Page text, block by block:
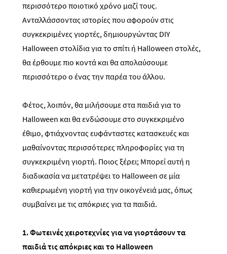
περισσότερο ποιοτικό χρόνο μαζί τους.
Ανταλλάσσοντας ιστορίες που αφορούν στις
συγκεκριμένες γιορτές, δημιουργώντας DIY
Halloween στολίδια για το σπίτι ή Halloween στολές,
θα έρθουμε πιο κοντά και θα απολαύσουμε
περισσότερο ο ένας την παρέα του άλλου.
Φέτος, λοιπόν, θα μιλήσουμε στα παιδιά για το
Halloween και θα ενδώσουμε στο συγκεκριμένο
έθιμο, φτιάχνοντας ευφάνταστες κατασκευές και
μαθαίνοντας περισσότερες πληροφορίες για τη
συγκεκριμένη γιορτή. Ποιος ξέρει; Μπορεί αυτή η
διαδικασία να μετατρέψει το Halloween σε μία
καθιερωμένη γιορτή για την οικογένειά μας, όπως
συμβαίνει με τις απόκριες για τα παιδιά.
1. Φωτεινές χειροτεχνίες για να γιορτάσουν τα
παιδιά τις απόκριες και το Halloween